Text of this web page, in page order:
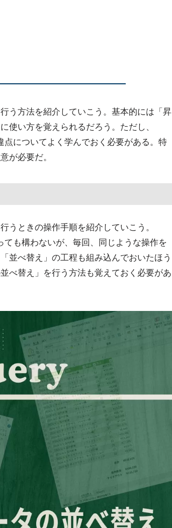
う方法を紹介していこう。基本的には「昇
使い方を覚えられるだろう。ただし、
についてよく学んでおく必要がある。特
が必要だ。
うときの操作手順を紹介していこう。
も構わないが、毎回、同じような操作を
並べ替え」の工程も組み込んでおいたほう
べ替え」を行う方法も覚えておく必要があ